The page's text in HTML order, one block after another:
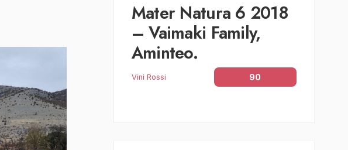
Mater Natura 6 2018
– Vaimaki Family,
Aminteo.
Vini Rossi 90